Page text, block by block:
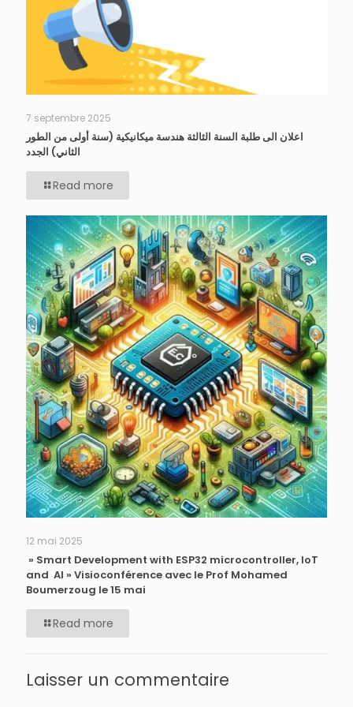
7 septembre 2025
اعلان الى طلبة السنة الثالثة هندسة ميكانيكية (سنة أولى من الطور
الثاني) الجدد
Read more
12 mai 2025
» Smart Development with ESP32 microcontroller, IoT
and AI » Visioconférence avec le Prof Mohamed
Boumerzoug le 15 mai
Read more
Laisser un commentaire